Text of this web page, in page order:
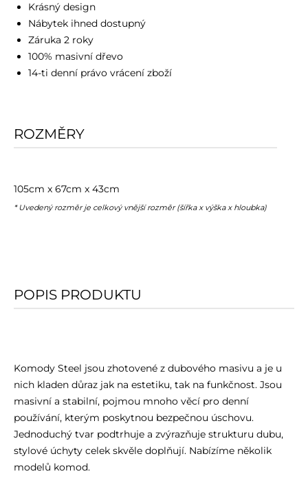
Krásný design
Nábytek ihned dostupný
Záruka 2 roky
100% masivní dřevo
14-ti denní právo vrácení zboží
ROZMĚRY
105cm x 67cm x 43cm
* Uvedený rozměr je celkový vnější rozměr (šířka x výška x hloubka)
POPIS PRODUKTU
Komody Steel jsou zhotovené z dubového masivu a je u
nich kladen důraz jak na estetiku, tak na funkčnost. Jsou
masivní a stabilní, pojmou mnoho věcí pro denní
používání, kterým poskytnou bezpečnou úschovu.
Jednoduchý tvar podtrhuje a zvýrazňuje strukturu dubu,
stylové úchyty celek skvěle doplňují. Nabízíme několik
modelů komod.